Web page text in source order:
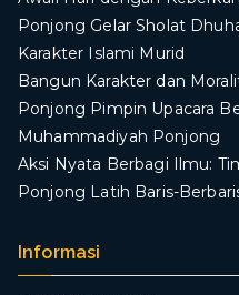
Ponjong Gelar Sholat
Karakter Islami Murid
Bangun Karakter dan
Ponjong Pimpin Upacara
Muhammadiyah Ponjong
​Aksi Nyata Berbagi Ilmu:
Ponjong Latih Baris-
Informasi